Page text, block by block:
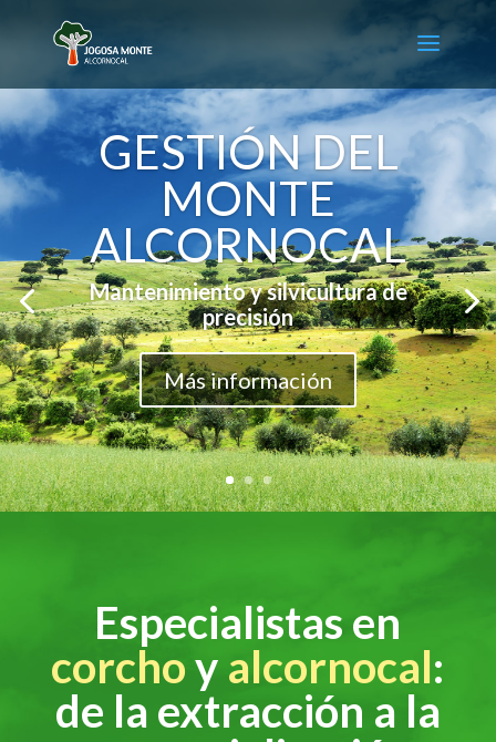
GESTIÓN DEL
MONTE
ALCORNOCAL
Mantenimiento y silvicultura de
precisión
Más información
Especialistas en
corchoy alcornocal:
de la extracción a la